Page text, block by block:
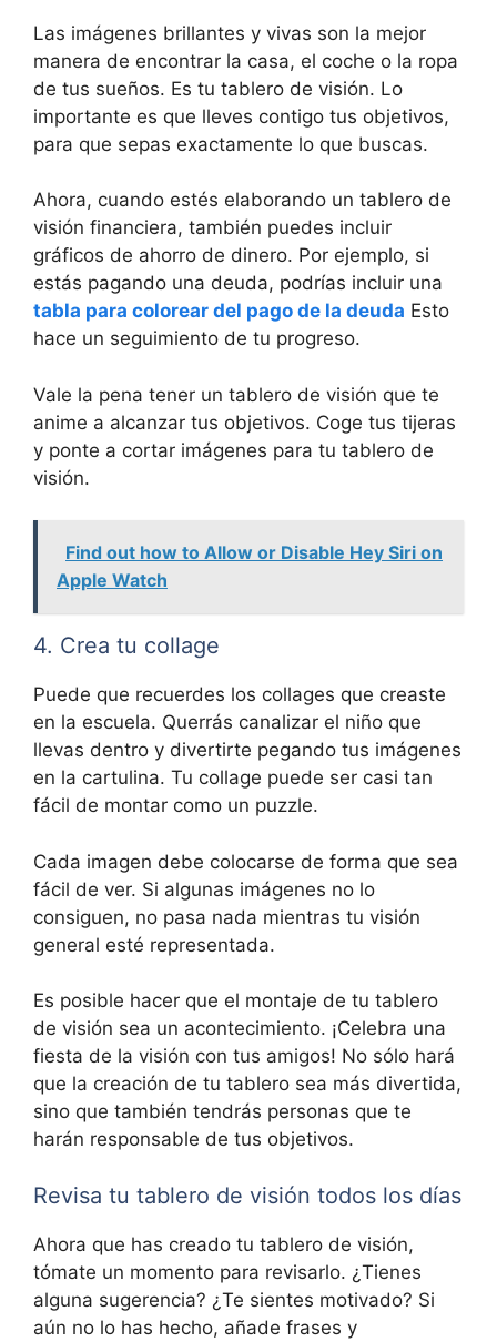
Las imágenes brillantes y vivas son la mejor
manera de encontrar la casa, el coche o la ropa
de tus sueños. Es tu tablero de visión. Lo
importante es que lleves contigo tus objetivos,
para que sepas exactamente lo que buscas.
Ahora, cuando estés elaborando un tablero de
visión financiera, también puedes incluir
gráficos de ahorro de dinero. Por ejemplo, si
estás pagando una deuda, podrías incluir una
tabla para colorear del pago de la deuda Esto
hace un seguimiento de tu progreso.
Vale la pena tener un tablero de visión que te
anime a alcanzar tus objetivos. Coge tus tijeras
y ponte a cortar imágenes para tu tablero de
visión.
Find out how to Allow or Disable Hey Siri on
Apple Watch
4. Crea tu collage
Puede que recuerdes los collages que creaste
en la escuela. Querrás canalizar el niño que
llevas dentro y divertirte pegando tus imágenes
en la cartulina. Tu collage puede ser casi tan
fácil de montar como un puzzle.
Cada imagen debe colocarse de forma que sea
fácil de ver. Si algunas imágenes no lo
consiguen, no pasa nada mientras tu visión
general esté representada.
Es posible hacer que el montaje de tu tablero
de visión sea un acontecimiento. ¡Celebra una
fiesta de la visión con tus amigos! No sólo hará
que la creación de tu tablero sea más divertida,
sino que también tendrás personas que te
harán responsable de tus objetivos.
Revisa tu tablero de visión todos los días
Ahora que has creado tu tablero de visión,
tómate un momento para revisarlo. ¿Tienes
alguna sugerencia? ¿Te sientes motivado? Si
aún no lo has hecho, añade frases y